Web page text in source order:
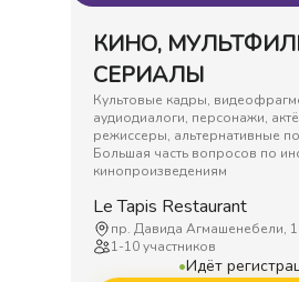
КИНО,
СЕРИАЛЫ
Культовые кадры,
аудиодиалоги, персонажи,
режиссеры, альтернативные
Большая часть вопросов по
кинопроизведениям
Le Tapis Restaurant
пр. Давида Агмашенебели,
1-10участников
•Идёт